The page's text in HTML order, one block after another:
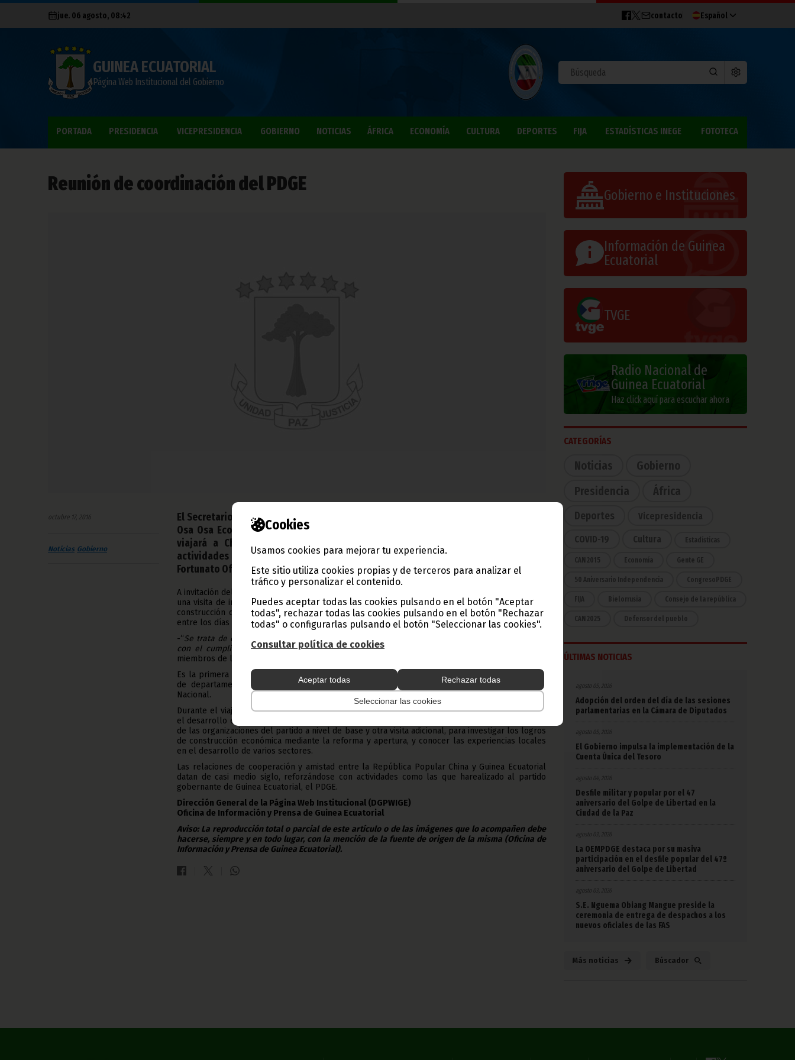
Cookies
Usamos cookies para mejorar tu experiencia.
Este sitio utiliza cookies propias y de terceros para analizar el
tráfico y personalizar el contenido.
Puedes aceptar todas las cookies pulsando en el botón "Aceptar
todas", rechazar todas las cookies pulsando en el botón "Rechazar
todas" o configurarlas pulsando el botón "Seleccionar las cookies".
Consultar política de cookies
Aceptar todas Rechazar todas
Seleccionar las cookies
jue. 06 agosto, 08:42 contacto Español
GUINEA ECUATORIAL
Página Web Institucional del Gobierno
PORTADA PRESIDENCIA VICEPRESIDENCIA GOBIERNO NOTICIAS ÁFRICA ECONOMÍA CULTURA DEPORTES FIJA ESTADÍSTICAS INEGE FOTOTECA
Reunión de coordinación del PDGE
octubre 17, 2016
Noticias Gobierno
El Secretario General del Partido Democrático de Guinea Ecuatorial (PDGE), Jerónimo
Osa Osa Ecoro, ha mantenido una reunión de coordinación con la delegación que
viajará a China este domingo 16 de octubre, para presentar el programa de
actividades que realizará dicha delegación, acompañado del Adjunto Segundo,
Fortunato Ofa Mbo.
A invitación del Partido Comunista de China, un cuadro de 35 miembros del PDGEha sido invitado a
una visita de inspección e intercambio de experiencias de gobernanza, cuyo tema central es la
construcción de capacidad del partido gobernante y el desarrollo del país, que tendrá lugar
entre los días 17 y 26 del corriente mes.
-“Se trata de coordinar las actividades, ya que es una expedición muy amplia, de 35 miembros,
con el cumplimiento de unas normas de conducta y comportamiento
miembros de la delegación.
Es la primera vez que el PDGE realiza una expedición de tales magnitudes, compuesta de jefes
de departamento y sus adjuntos, consejeros especiales y personal operativo de la Oficina
Nacional.
Durante el viaje, se realizarán dos recorridos internos, hacia la ciudad de Nanning, para estudiar
el desarrollo económico local y conocer las políticas de ayuda a la pobreza y el fortalecimiento
de las organizaciones del partido a nivel de base y otra visita adicional, para investigar los logros
de construcción económica mediante la reforma y apertura, y conocer las experiencias locales
en el desarrollo de varios sectores.
Las relaciones de cooperación y amistad entre la República Popular China y Guinea Ecuatorial
datan de casi medio siglo, reforzándose con actividades como las que harealizado al partido
gobernante de Guinea Ecuatorial, el PDGE.
Dirección General de la Página Web Institucional (DGPWIGE)
Oficina de Información y Prensa de Guinea Ecuatorial
Aviso: La reproducción total o parcial de este artículo o de las imágenes que lo acompañen debe
hacerse, siempre y en todo lugar, con la mención de la fuente de origen de la misma (Oficina de
Información y Prensa de Guinea Ecuatorial).
Gobierno e Instituciones
Información de Guinea
Ecuatorial
TVGE
Radio Nacional de
Guinea Ecuatorial
Haz click aquí para escuchar ahora
CATEGORÍAS
Noticias
Gobierno
Presidencia
África
Deportes Vicepresidencia
COVID-19 Cultura Estadísticas
CAN 2015 Economía Gente GE
50 Aniversario Independencia CongresoPDGE
FIJA Bielorrusia Consejo de la república
CAN 2025 Defensor del pueblo
ÚLTIMAS NOTICIAS
agosto 05, 2026
Adopción del orden del día de las sesiones
parlamentarias en la Cámara de Diputados
agosto 05, 2026
El Gobierno impulsa la implementación de la
Cuenta Única del Tesoro
agosto 04, 2026
Desfile militar y popular por el 47
aniversario del Golpe de Libertad en la
Ciudad de la Paz
agosto 03, 2026
La OEMPDGE destaca por su masiva
participación en el desfile popular del 47º
aniversario del Golpe de Libertad
agosto 03, 2026
S.E. Nguema Obiang Mangue preside la
ceremonia de entrega de despachos a los
nuevos oficiales de las FAS
Más noticias Búscador